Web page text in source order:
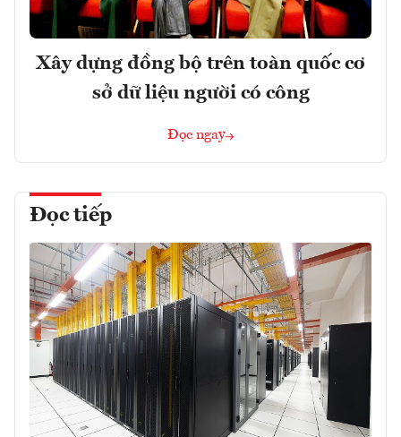
Xây dựng đồng bộ trên toàn quốc cơ
sở dữ liệu người có công
Đọc ngay
Đọc tiếp